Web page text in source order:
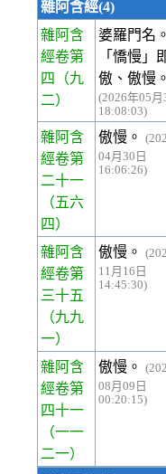
雜阿含經(4)
雜阿含
經卷第
四
（九
二）
婆羅門名。
「憍慢」
傲、傲慢。
(2026年05月
18:08:03)
雜阿含
經卷第
二十一
（五六
四）
傲慢。
04月30日
16:06:26)
雜阿含
經卷第
三十五
（九九
一）
傲慢。
11月16日
14:45:30)
雜阿含
經卷第
四十一
（一一
二一）
傲慢。
08月09日
00:20:15)